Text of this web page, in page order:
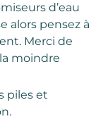
d’eau
alors pensez à
Merci de
moindre
piles et